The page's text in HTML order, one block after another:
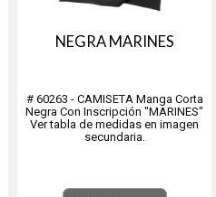
NEGRA MARINES
# 60263 - CAMISETA Manga Corta
Negra Con Inscripción "MARINES"
Ver tabla de medidas en imagen
secundaria.